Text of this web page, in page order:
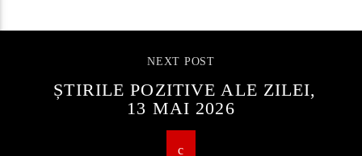
NEXT POST
ȘTIRILE POZITIVE ALE ZILEI,
13 MAI 2026